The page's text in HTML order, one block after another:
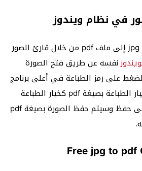
في نظام ويندوز
تحويل الصور من صيغة jpg إلى ملف pdf من خلال قارئ الصور
نفسه عن طريق فتح الصورة
على رمز الطباعة في أعلى برنامج
قارىء الصور، واختيار خيار الطباعة بصيغة pdf كخيار الطباعة
الأساسي ثم الضغط على حفظ وسيتم حفظ الصورة بصيغة pdf